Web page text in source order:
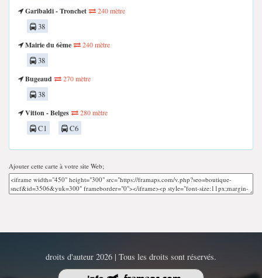
Garibaldi - Tronchet
240 mètre
38
Mairie du 6ème
240 mètre
38
Bugeaud
270 mètre
38
Vitton - Belges
280 mètre
C1 C6
Ajouter cette carte à votre site Web;
droits d'auteur 2026 | Tous les droits sont réservés.